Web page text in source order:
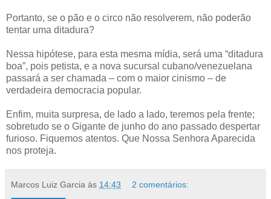
Portanto, se o pão e o circo não resolverem, não poderão
tentar uma ditadura?
Nessa hipótese, para esta mesma mídia, será uma “ditadura
boa”, pois petista, e a nova sucursal cubano/venezuelana
passará a ser chamada – com o maior cinismo – de
verdadeira democracia popular.
Enfim, muita surpresa, de lado a lado, teremos pela frente;
sobretudo se o Gigante de junho do ano passado despertar
furioso. Fiquemos atentos. Que Nossa Senhora Aparecida
nos proteja.
Marcos Luiz Garcia às 14:43 2 comentários: